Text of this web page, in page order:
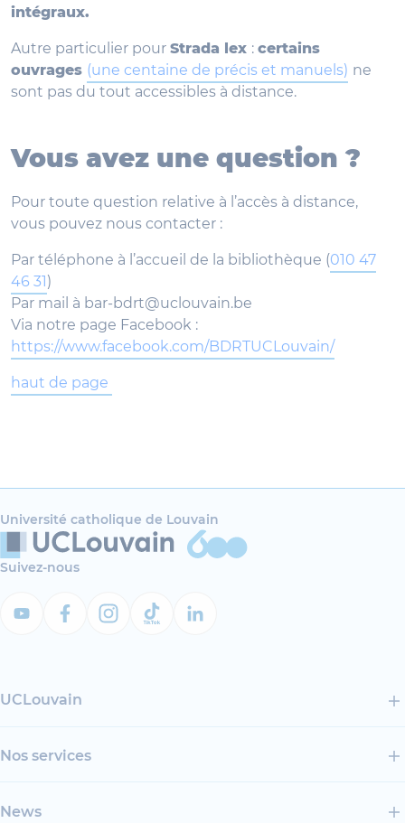
intégraux.
Autre particulier pour Strada lex : certains
ouvrages (une centaine de précis et manuels) ne
sont pas du tout accessibles à distance.
Vous avez une question ?
Pour toute question relative à l’accès à distance,
vous pouvez nous contacter :
Par téléphone à l’accueil de la bibliothèque (010 47
46 31)
Par mail à bar-bdrt@uclouvain.be
Via notre page Facebook :
https://www.facebook.com/BDRTUCLouvain/
haut de page
Université catholique de Louvain
Suivez-nous
UCLouvain
Nos services
News